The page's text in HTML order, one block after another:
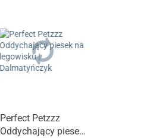
Produkt niedostępny
Perfect Petzzz
Oddychający piesek